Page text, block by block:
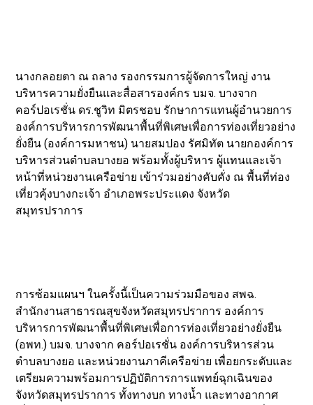
นางกลอยตา ณ ถลาง รองกรรมการผู้จัดการใหญ่ งาน
บริหารความยั่งยืนและสื่อสารองค์กร บมจ. บางจาก
คอร์ปอเรชั่น ดร.ชูวิท มิตรชอบ รักษาการแทนผู้อำนวยการ
องค์การบริหารการพัฒนาพื้นที่พิเศษเพื่อการท่องเที่ยวอย่าง
ยั่งยืน (องค์การมหาชน) นายสมปอง รัศมิทัต นายกองค์การ
บริหารส่วนตำบลบางยอ พร้อมทั้งผู้บริหาร ผู้แทนและเจ้า
หน้าที่หน่วยงานเครือข่าย เข้าร่วมอย่างคับคั่ง ณ พื้นที่ท่อง
เที่ยวคุ้งบางกะเจ้า อำเภอพระประแดง จังหวัด
สมุทรปราการ
การซ้อมแผนฯ ในครั้งนี้เป็นความร่วมมือของ สพฉ.
สำนักงานสาธารณสุขจังหวัดสมุทรปราการ องค์การ
บริหารการพัฒนาพื้นที่พิเศษเพื่อการท่องเที่ยวอย่างยั่งยืน
(อพท.) บมจ. บางจาก คอร์ปอเรชั่น องค์การบริหารส่วน
ตำบลบางยอ และหน่วยงานภาคีเครือข่าย เพื่อยกระดับและ
เตรียมความพร้อมการปฏิบัติการการแพทย์ฉุกเฉินของ
จังหวัดสมุทรปราการ ทั้งทางบก ทางน้ำ และทางอากาศ